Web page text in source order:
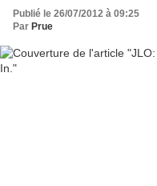
Publié le 26/07/2012 à 09:25
Par Prue